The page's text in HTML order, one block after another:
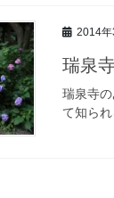
2014年
瑞泉
瑞泉寺
て知ら